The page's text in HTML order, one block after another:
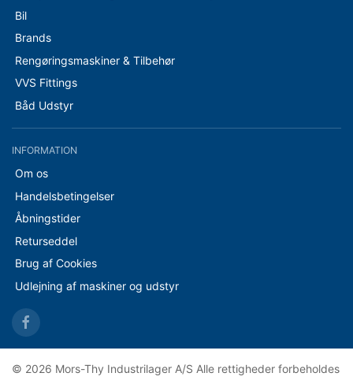
Bil
Brands
Rengøringsmaskiner & Tilbehør
VVS Fittings
Båd Udstyr
INFORMATION
Om os
Handelsbetingelser
Åbningstider
Returseddel
Brug af Cookies
Udlejning af maskiner og udstyr
© 2026 Mors-Thy Industrilager A/S Alle rettigheder forbeholdes